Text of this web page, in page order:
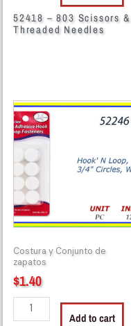
52418 – 803 Scissors &
Threaded Needles
Costura y Conjunto de
zapatos
$1.40
52246
-
HOOK
LOOP
3/4"CIRCLES
WHT
quantity
Add to cart